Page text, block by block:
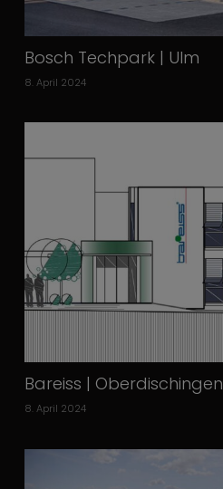
Bosch Techpark | Ulm
8. April 2024
Bareiss | Oberdischingen
8. April 2024